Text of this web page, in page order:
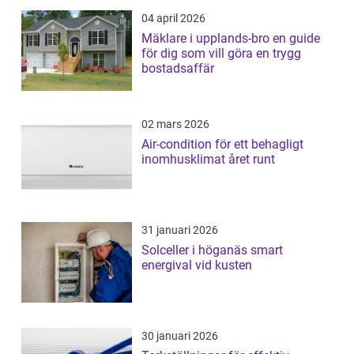
04 april 2026
Mäklare i upplands-bro en guide
för dig som vill göra en trygg
bostadsaffär
02 mars 2026
Air-condition för ett behagligt
inomhusklimat året runt
31 januari 2026
Solceller i höganäs smart
energival vid kusten
30 januari 2026